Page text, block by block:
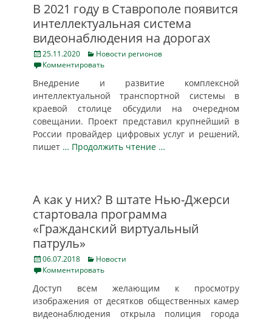
В 2021 году в Ставрополе появится
интеллектуальная система
видеонаблюдения на дорогах
Posted
on
25.11.2020 Categories
Новости регионов
Комментировать
Внедрение и развитие комплексной
интеллектуальной транспортной системы в
краевой столице обсудили на очередном
совещании. Проект представил крупнейший в
России провайдер цифровых услуг и решений,
пишет … Продолжить чтение …
А как у них? В штате Нью-Джерси
стартовала программа
«Гражданский виртуальный
патруль»
Posted
on
06.07.2018 Categories
Новости
Комментировать
Доступ всем желающим к просмотру
изображения от десятков общественных камер
видеонаблюдения открыла полиция города